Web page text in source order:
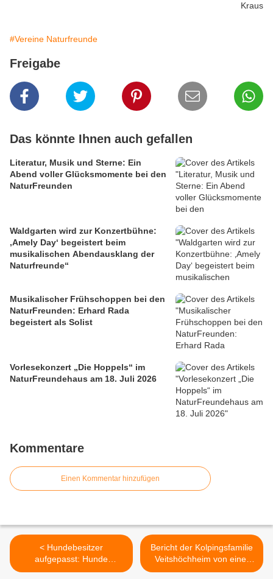
Kraus
#Vereine Naturfreunde
Freigabe
Das könnte Ihnen auch gefallen
Literatur, Musik und Sterne: Ein
Abend voller Glücksmomente bei den
NaturFreunden
Waldgarten wird zur Konzertbühne:
‚Amely Day‘ begeistert beim
musikalischen Abendausklang der
Naturfreunde“
Musikalischer Frühschoppen bei den
NaturFreunden: Erhard Rada
begeistert als Solist
Vorlesekonzert „Die Hoppels“ im
NaturFreundehaus am 18. Juli 2026
Kommentare
Einen Kommentar hinzufügen
< Hundebesitzer
aufgepasst: Hunde
machten im Wald östlich der
Bericht der Kolpingsfamilie
Veitshöchheim von einer
Morgenwallfahrt >